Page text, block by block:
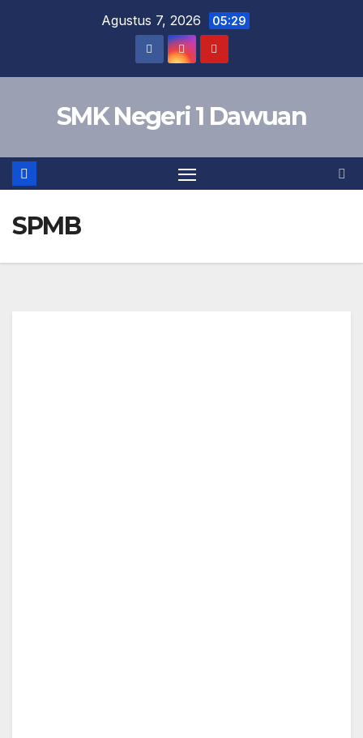
Agustus 7, 2026 05:29
SMK Negeri 1 Dawuan
SPMB